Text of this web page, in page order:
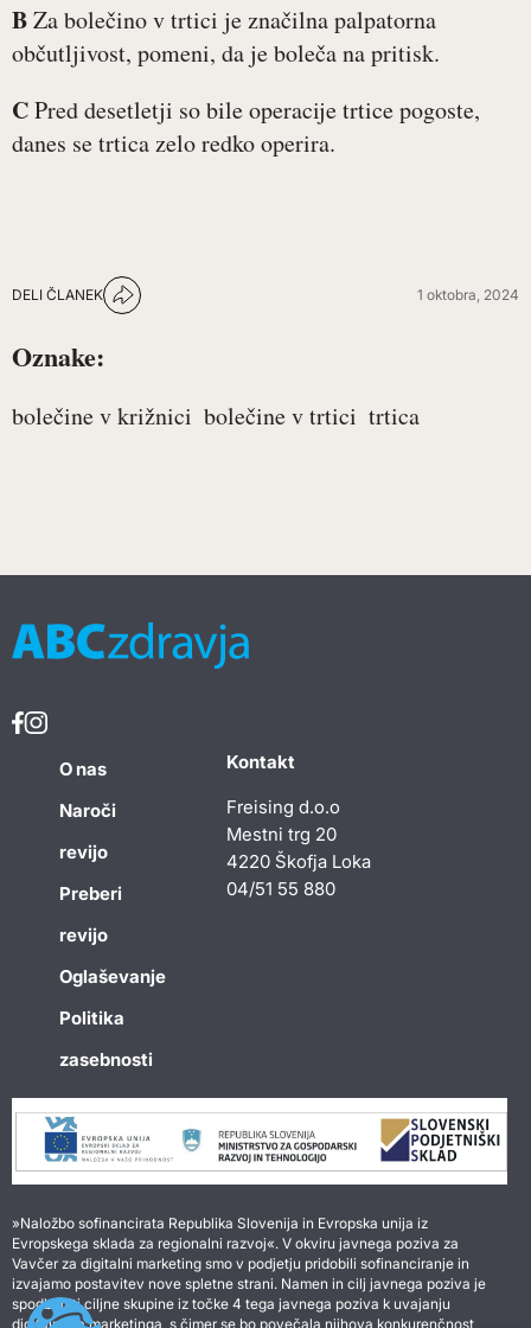
BZa bolečino v trtici je značilna palpatorna
občutljivost, pomeni, da je boleča na pritisk.
CPred desetletji so bile operacije trtice pogoste,
danes se trtica zelo redko operira.
DELI ČLANEK 1 oktobra, 2024
Oznake:
bolečine v križnici bolečine v trtici trtica
O nas
Naroči
revijo
Preberi
revijo
Oglaševanje
Politika
zasebnosti
Kontakt
Freising d.o.o
Mestni trg 20
4220 Škofja Loka
04/51 55 880
»Naložbo sofinancirata Republika Slovenija in Evropska unija iz
Evropskega sklada za regionalni razvoj«. V okviru javnega poziva za
Vavčer za digitalni marketing smo v podjetju pridobili sofinanciranje in
izvajamo postavitev nove spletne strani. Namen in cilj javnega poziva je
spodbuditi ciljne skupine iz točke 4 tega javnega poziva k uvajanju
digitalnega marketinga, s čimer se bo povečala njihova konkurenčnost,